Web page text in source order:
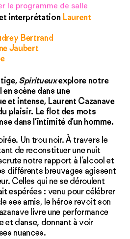
le programme de salle
interprétation Laurent
Bertrand
Jaubert
Spiritueuxexplore notre
scène dans une
et intense, Laurent Cazanave
plaisir. Le flot des mots
dans l’intimité d’un homme.
Un trou noir. À travers le
de reconstituer une nuit
notre rapport à l’alcool et
différents breuvages agissent
Celles qui ne se déroulent
espérées : venu pour célébrer
ses amis, le héros revoit son
livre une performance
et danse, donnant à voir
nuances.